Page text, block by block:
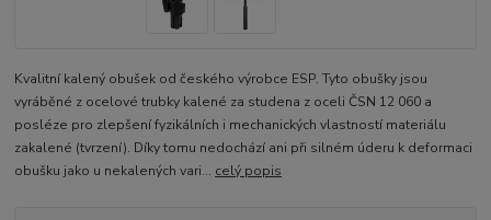
Kvalitní kalený obušek od českého výrobce ESP. Tyto obušky jsou
vyráběné z ocelové trubky kalené za studena z oceli ČSN 12 060 a
posléze pro zlepšení fyzikálních i mechanických vlastností materiálu
zakalené (tvrzení). Díky tomu nedochází ani při silném úderu k deformaci
obušku jako u nekalených vari... celý popis